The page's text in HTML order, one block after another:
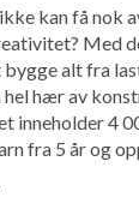
kan få nok
Med
alt fra
hær av
inneholder 4
fra 5 år og